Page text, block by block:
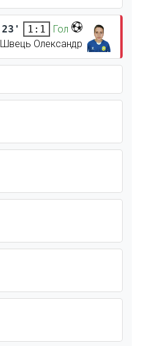
23' 1:1
Гол
Швець Олександр